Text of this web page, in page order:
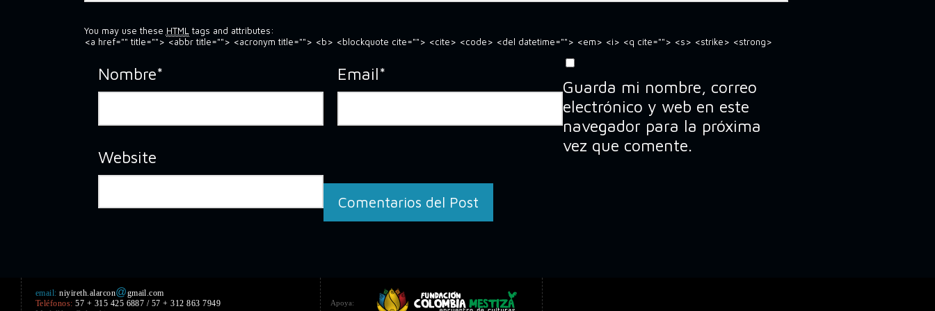
You may use these HTML tags and attributes:
<a href="" title=""> <abbr title=""> <acronym title=""> <b> <blockquote cite=""> <cite> <code> <del datetime=""> <em> <i> <q cite=""> <s> <strike> <strong>
Nombre* Email*
Website
Guarda mi nombre, correo
electrónico y web en este
navegador para la próxima
vez que comente.
email: niyireth.alarcon@gmail.com
Teléfonos: 57 + 315 425 6887 / 57 + 312 863 7949
Apoya: